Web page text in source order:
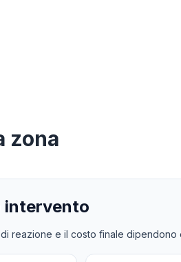
zona
intervento
reazione e il costo finale